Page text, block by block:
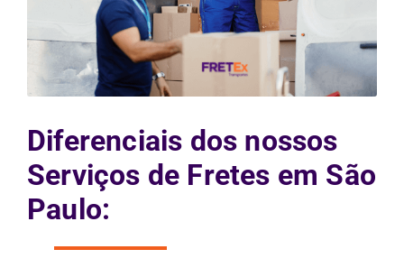
Diferenciais dos nossos
Serviços de Fretes em São
Paulo: